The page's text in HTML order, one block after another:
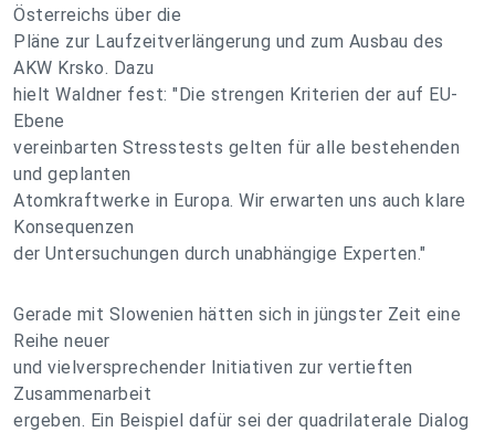
Österreichs über die
Pläne zur Laufzeitverlängerung und zum Ausbau des
AKW Krsko. Dazu
hielt Waldner fest: "Die strengen Kriterien der auf EU-
Ebene
vereinbarten Stresstests gelten für alle bestehenden
und geplanten
Atomkraftwerke in Europa. Wir erwarten uns auch klare
Konsequenzen
der Untersuchungen durch unabhängige Experten."
Gerade mit Slowenien hätten sich in jüngster Zeit eine
Reihe neuer
und vielversprechender Initiativen zur vertieften
Zusammenarbeit
ergeben. Ein Beispiel dafür sei der quadrilaterale Dialog